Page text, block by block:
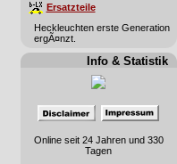
Ersatzteile
Heckleuchten erste Generation
ergÃ¤nzt.
Info & Statistik
Online seit 24 Jahren und 330
Tagen